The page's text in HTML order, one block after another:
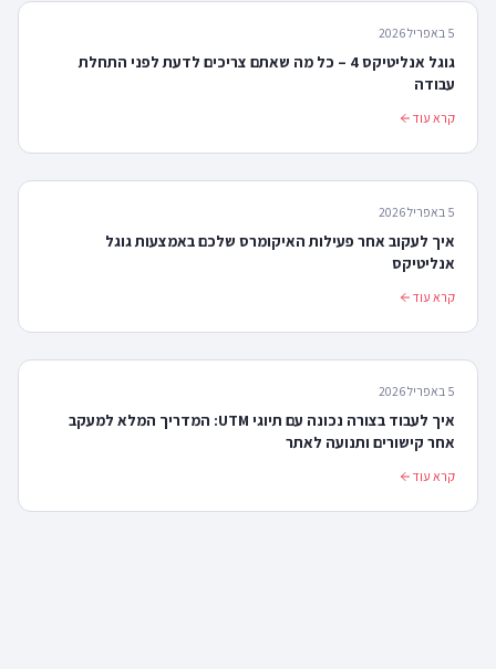
5 באפריל 2026
גוגל אנליטיקס 4 – כל מה שאתם צריכים לדעת לפני התחלת
עבודה
קרא עוד
5 באפריל 2026
איך לעקוב אחר פעילות האיקומרס שלכם באמצעות גוגל
אנליטיקס
קרא עוד
5 באפריל 2026
איך לעבוד בצורה נכונה עם תיוגי UTM: המדריך המלא למעקב
אחר קישורים ותנועה לאתר
קרא עוד